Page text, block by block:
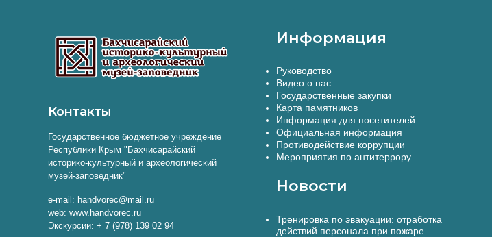
Контакты
Государственное бюджетное учреждение
Республики Крым "Бахчисарайский
историко-культурный и археологический
музей-заповедник"
e-mail: handvorec@mail.ru
web: www.handvorec.ru
Экскурсии: + 7 (978) 139 02 94
Информация
Руководство
Видео о нас
Государственные закупки
Карта памятников
Информация для посетителей
Официальная информация
Противодействие коррупции
Мероприятия по антитеррору
Новости
Тренировка по эвакуации: отработка
действий персонала при пожаре